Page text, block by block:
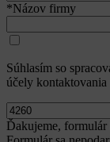
*Názov firmy
Súhlasím so
účely kontaktovania
Ďakujeme, formulár